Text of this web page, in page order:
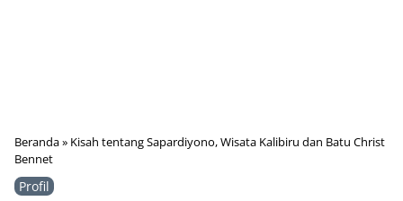
Beranda» Kisah tentang Sapardiyono, Wisata Kalibiru dan Batu Christ
Bennet
Profil